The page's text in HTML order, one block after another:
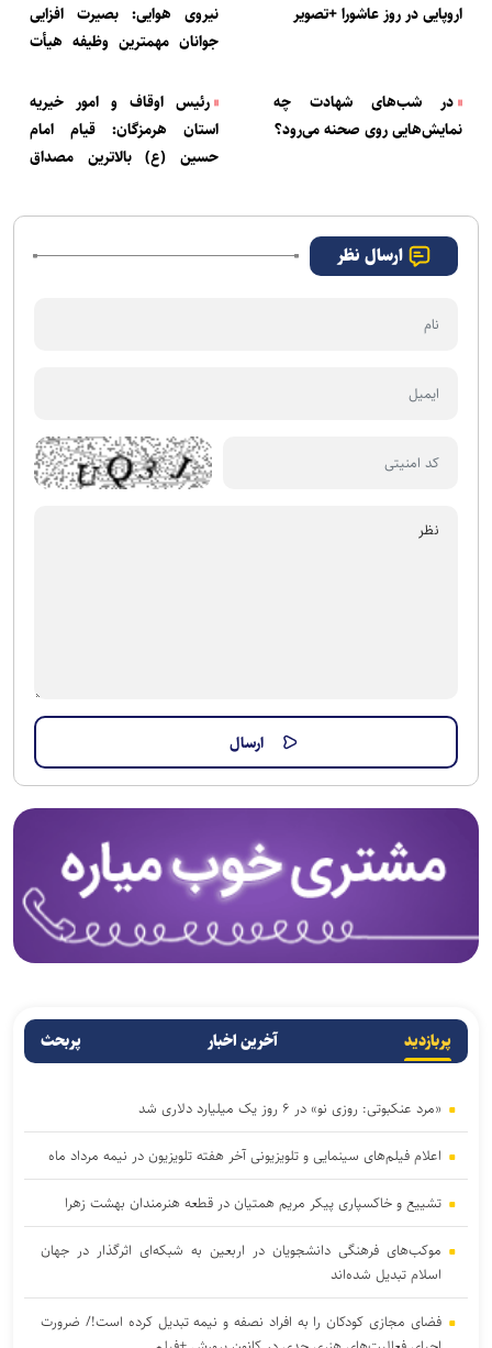
اروپایی در روز عاشورا +تصویر
نیروی هوایی: بصیرت افزایی
جوانان مهمترین وظیفه هیأت
در شب‌های شهادت چه
نمایش‌هایی روی صحنه می‌رود؟
رئیس اوقاف و امور خیریه
استان هرمزگان: قیام امام
حسین (ع) بالاترین مصداق
ارسال نظر
پربازدید آخرین اخبار پربحث
«مرد عنکبوتی: روزی نو» در ۶ روز یک میلیارد دلاری شد
اعلام فیلم‌های سینمایی و تلویزیونی آخر هفته تلویزیون در نیمه مرداد ماه
تشییع و خاکسپاری پیکر مریم همتیان در قطعه هنرمندان بهشت زهرا
موکب‌های فرهنگی دانشجویان در اربعین به شبکه‌ای اثرگذار در جهان
اسلام تبدیل شده‌اند
فضای مجازی کودکان را به افراد نصفه و نیمه تبدیل کرده است!/ ضرورت